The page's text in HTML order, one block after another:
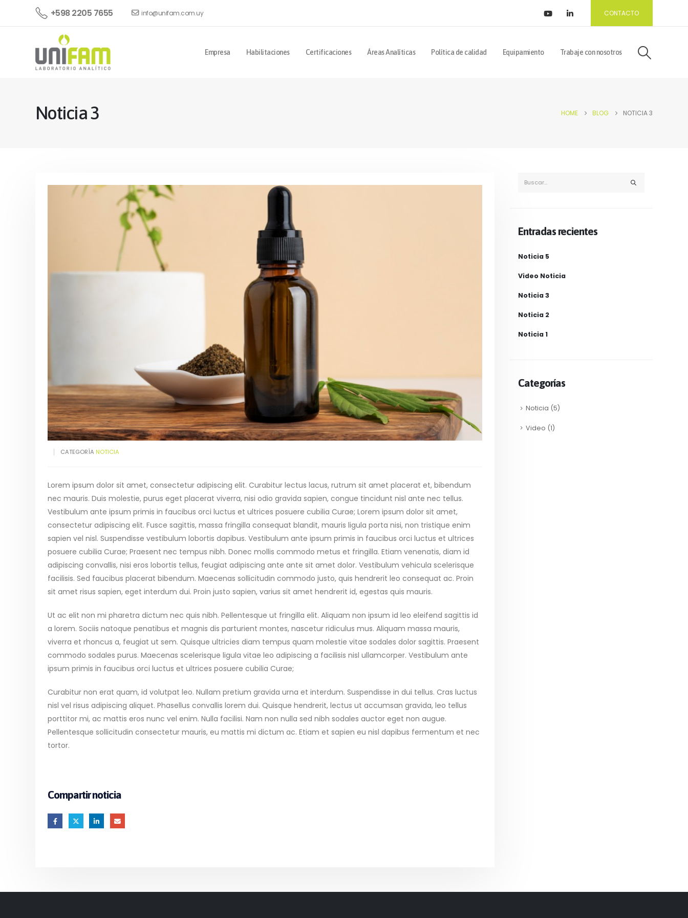
+598 2205 7655 info@unifam.com.uy CONTACTO
Empresa Habilitaciones Certificaciones Áreas Analíticas Política de calidad Equipamiento Trabaje con nosotros
Noticia 3 HOME BLOG NOTICIA 3
CATEGORÍA NOTICIA
Lorem ipsum dolor sit amet, consectetur adipiscing elit. Curabitur lectus lacus, rutrum sit amet placerat et, bibendum
nec mauris. Duis molestie, purus eget placerat viverra, nisi odio gravida sapien, congue tincidunt nisl ante nec tellus.
Vestibulum ante ipsum primis in faucibus orci luctus et ultrices posuere cubilia Curae; Lorem ipsum dolor sit amet,
consectetur adipiscing elit. Fusce sagittis, massa fringilla consequat blandit, mauris ligula porta nisi, non tristique enim
sapien vel nisl. Suspendisse vestibulum lobortis dapibus. Vestibulum ante ipsum primis in faucibus orci luctus et ultrices
posuere cubilia Curae; Praesent nec tempus nibh. Donec mollis commodo metus et fringilla. Etiam venenatis, diam id
adipiscing convallis, nisi eros lobortis tellus, feugiat adipiscing ante ante sit amet dolor. Vestibulum vehicula scelerisque
facilisis. Sed faucibus placerat bibendum. Maecenas sollicitudin commodo justo, quis hendrerit leo consequat ac. Proin
sit amet risus sapien, eget interdum dui. Proin justo sapien, varius sit amet hendrerit id, egestas quis mauris.
Ut ac elit non mi pharetra dictum nec quis nibh. Pellentesque ut fringilla elit. Aliquam non ipsum id leo eleifend sagittis id
a lorem. Sociis natoque penatibus et magnis dis parturient montes, nascetur ridiculus mus. Aliquam massa mauris,
viverra et rhoncus a, feugiat ut sem. Quisque ultricies diam tempus quam molestie vitae sodales dolor sagittis. Praesent
commodo sodales purus. Maecenas scelerisque ligula vitae leo adipiscing a facilisis nisl ullamcorper. Vestibulum ante
ipsum primis in faucibus orci luctus et ultrices posuere cubilia Curae;
Curabitur non erat quam, id volutpat leo. Nullam pretium gravida urna et interdum. Suspendisse in dui tellus. Cras luctus
nisl vel risus adipiscing aliquet. Phasellus convallis lorem dui. Quisque hendrerit, lectus ut accumsan gravida, leo tellus
porttitor mi, ac mattis eros nunc vel enim. Nulla facilisi. Nam non nulla sed nibh sodales auctor eget non augue.
Pellentesque sollicitudin consectetur mauris, eu mattis mi dictum ac. Etiam et sapien eu nisl dapibus fermentum et nec
tortor.
Compartir noticia
Entradas recientes
Noticia 5
Video Noticia
Noticia 3
Noticia 2
Noticia 1
Categorías
Noticia (5)
Video (1)